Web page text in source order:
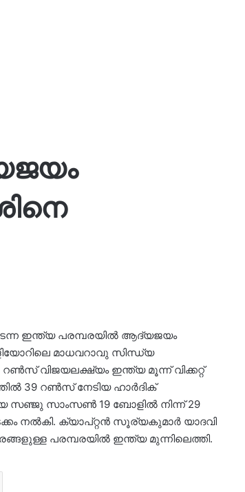
ഇന്ത്യ പരമ്പരയില്‍ ആദ്യജയം
മാധവറാവു സിന്ധ്യ
റണ്‍സ് വിജയലക്ഷ്യം ഇന്ത്യ മൂന്ന് വിക്കറ്റ്
39 റണ്‍സ് നേടിയ ഹാര്‍ദിക്
സാംസണ്‍ 19 ബോളില്‍ നിന്ന് 29
നല്‍കി. ക്യാപ്റ്റന്‍ സൂര്യകുമാര്‍ യാദവി
പരമ്പരയില്‍ ഇന്ത്യ മുന്നിലെത്തി.